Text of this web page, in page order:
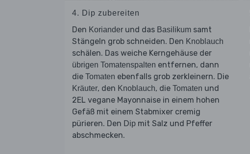
4. Dip zubereiten
Den Koriander und das Basilikum samt
Stängeln grob schneiden. Den Knoblauch
schälen. Das weiche Kerngehäuse der
übrigen Tomatenspalten entfernen, dann
die Tomaten ebenfalls grob zerkleinern. Die
Kräuter, den Knoblauch, die Tomaten und
2EL vegane Mayonnaise in einem hohen
Gefäß mit einem Stabmixer cremig
pürieren. Den Dip mit Salz und Pfeffer
abschmecken.